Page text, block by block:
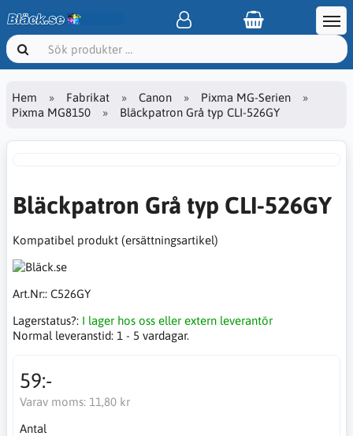
Hem Fabrikat Canon
Pixma MG-Serien
Pixma MG8150
Bläckpatron Grå typ CLI-526GY
Bläckpatron Grå typ CLI-526GY
Kompatibel produkt (ersättningsartikel)
Art.Nr:: C526GY
Lagerstatus?: I lager hos oss eller extern leverantör
Normal leveranstid: 1 - 5 vardagar.
59:-
Varav moms: 11,80 kr
Antal